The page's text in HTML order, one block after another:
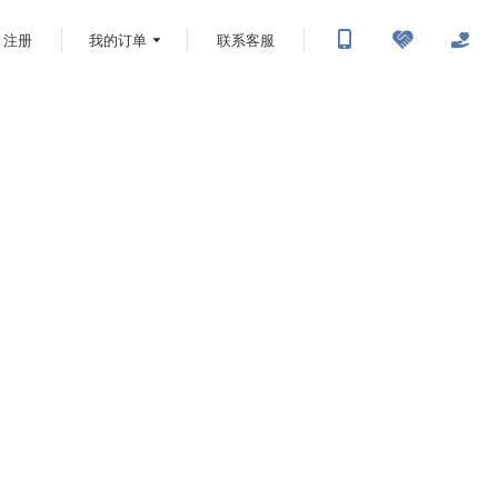
注册 我的订单 联系客服